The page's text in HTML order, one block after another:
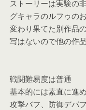
ストーリーは実験の
グキャラのルフゥの
変わり果てた別作品
写はないので他の作
戦闘難易度は普通
基本的には素直に進
攻撃バフ、防御デバ